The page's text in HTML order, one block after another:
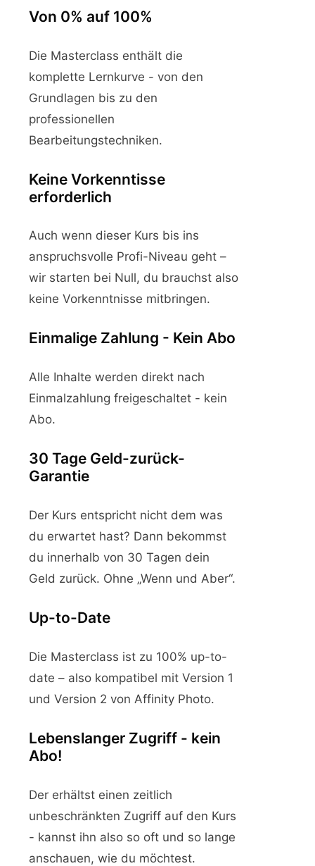
Von 0% auf 100%
Die Masterclass enthält die
komplette Lernkurve - von den
Grundlagen bis zu den
professionellen
Bearbeitungstechniken.
Keine Vorkenntisse
erforderlich
Auch wenn dieser Kurs bis ins
anspruchsvolle Profi-Niveau geht –
wir starten bei Null, du brauchst also
keine Vorkenntnisse mitbringen.
Einmalige Zahlung - Kein Abo
Alle Inhalte werden direkt nach
Einmalzahlung freigeschaltet - kein
Abo.
30 Tage Geld-zurück-
Garantie
Der Kurs entspricht nicht dem was
du erwartet hast? Dann bekommst
du innerhalb von 30 Tagen dein
Geld zurück. Ohne „Wenn und Aber“.
Up-to-Date
Die Masterclass ist zu 100% up-to-
date – also kompatibel mit Version 1
und Version 2 von Affinity Photo.
Lebenslanger Zugriff - kein
Abo!
Der erhältst einen zeitlich
unbeschränkten Zugriff auf den Kurs
- kannst ihn also so oft und so lange
anschauen, wie du möchtest.